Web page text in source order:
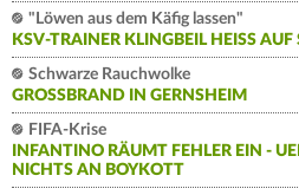
"Löwen aus dem Käfig lassen"
KSV-TRAINER KLINGBEIL HEISS AUF
Schwarze Rauchwolke
GROSSBRAND IN GERNSHEIM
FIFA-Krise
INFANTINO RÄUMT FEHLER EIN -
NICHTS AN BOYKOTT